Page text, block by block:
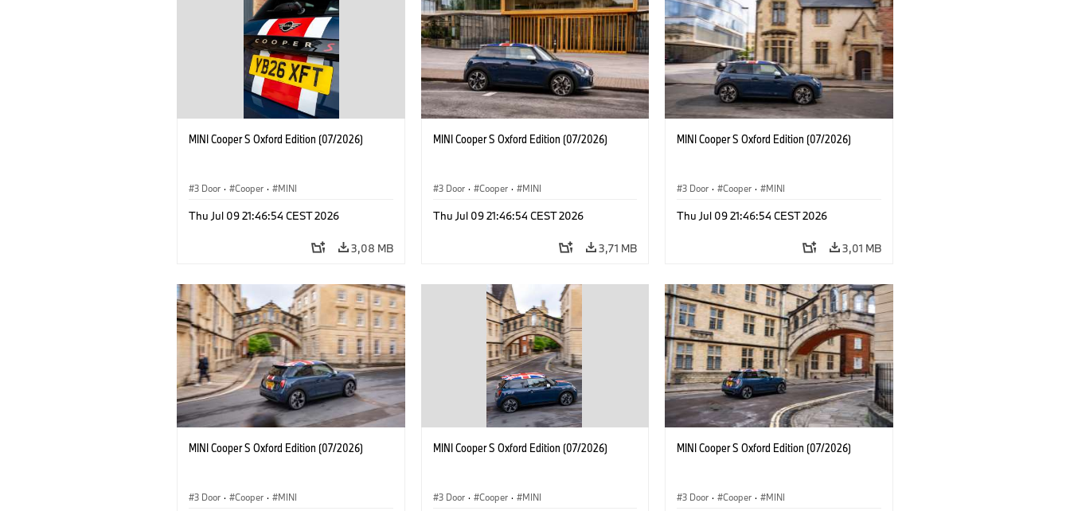
MINI Cooper S Oxford Edition (07/2026)
3 Door · Cooper · MINI
Thu Jul 09 21:46:54 CEST 2026
3,08 MB
MINI Cooper S Oxford Edition (07/2026)
3 Door · Cooper · MINI
Thu Jul 09 21:46:54 CEST 2026
3,71 MB
MINI Cooper S Oxford Edition (07/2026)
3 Door · Cooper · MINI
Thu Jul 09 21:46:54 CEST 2026
3,01 MB
MINI Cooper S Oxford Edition (07/2026)
3 Door · Cooper · MINI
MINI Cooper S Oxford Edition (07/2026)
3 Door · Cooper · MINI
MINI Cooper S Oxford Edition (07/2026)
3 Door · Cooper · MINI